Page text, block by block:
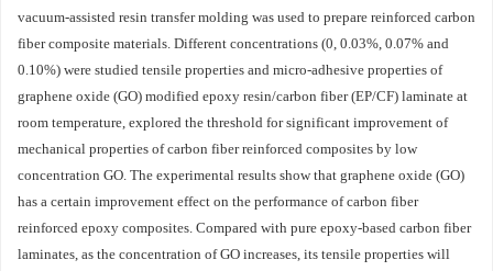
vacuum-assisted resin transfer molding was used to prepare reinforced carbon
fiber composite materials. Different concentrations (0, 0.03%, 0.07% and
0.10%) were studied tensile properties and micro-adhesive properties of
graphene oxide (GO) modified epoxy resin/carbon fiber (EP/CF) laminate at
room temperature, explored the threshold for significant improvement of
mechanical properties of carbon fiber reinforced composites by low
concentration GO. The experimental results show that graphene oxide (GO)
has a certain improvement effect on the performance of carbon fiber
reinforced epoxy composites. Compared with pure epoxy-based carbon fiber
laminates, as the concentration of GO increases, its tensile properties will